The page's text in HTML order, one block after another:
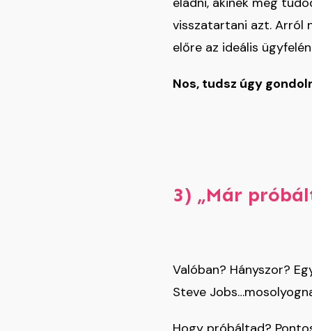
visszatartani azt. Arról
előre az ideális
Nos, tudsz úgy
3) „Már
Valóban? Hányszor?
Steve